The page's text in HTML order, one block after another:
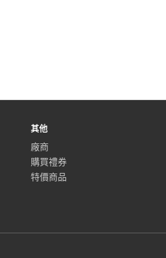
其他
廠商
購買禮券
特價商品